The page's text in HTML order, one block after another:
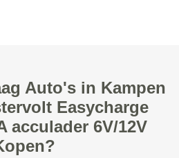
Auto's in Kampen
Easycharge
acculader 6V/12V